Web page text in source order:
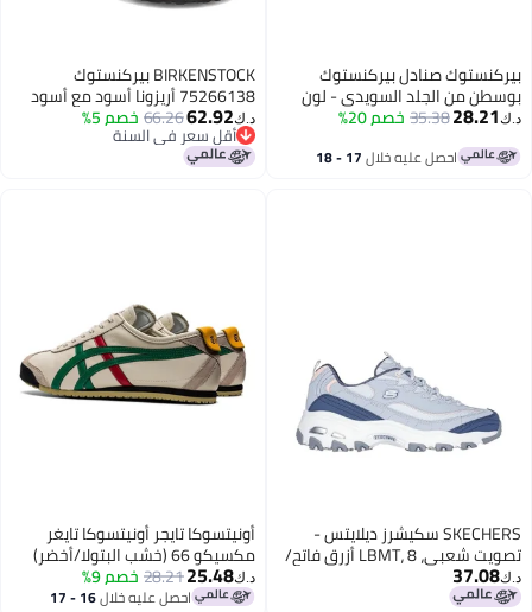
بيركنستوك صنادل بيركنستوك
بوسطن من الجلد السويدي - لون
رملي بيج مريح وفاخر
د.ك‏28.21
35.38خصم 20%
احصل عليه خلال 17 - 18
BIRKENSTOCK بيركنستوك
75266138 أريزونا أسود مع أسود
SHR مقاس 38
د.ك‏62.92
66.26خصم 5%
أقل سعر في السنة
أقل سعر في السنة
SKECHERS سكيشرز ديلايتس -
تصويت شعبي، LBMT، 8 أزرق فاتح/
متعدد الألوان
د.ك‏37.08
أونيتسوكا تايجر أونيتسوكا تايغر
مكسيكو 66 (خشب البتولا/أخضر)
2023
د.ك‏25.48
28.21خصم 9%
احصل عليه خلال 16 - 17